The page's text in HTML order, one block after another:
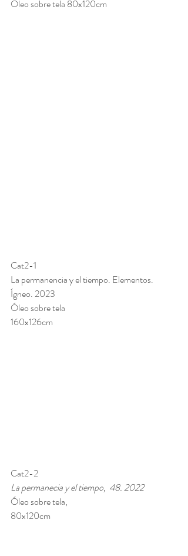
Óleo sobre tela 80x120cm
Cat2-1
La permanencia y el tiempo. Elementos.
Ígneo. 2023
Óleo sobre tela
160x126cm
Cat2-2
La permanecia y el tiempo,  48. 2022
Óleo sobre tela,
80x120cm